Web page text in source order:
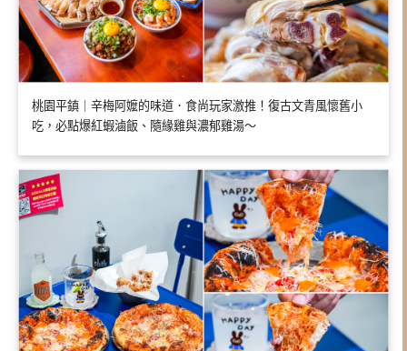
桃園平鎮｜辛梅阿嬤的味道．食尚玩家激推！復古文青風懷舊小
吃，必點爆紅蝦滷飯、隨緣雞與濃郁雞湯～